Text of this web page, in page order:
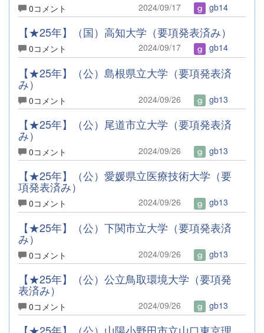
0コメント 2024/09/17 gb14
【★25年】（国）高知大学（要項発表済み）
0コメント 2024/09/17 gb14
【★25年】（公）島根県立大学（要項発表済
み）
0コメント 2024/09/26 gb13
【★25年】（公）尾道市立大学（要項発表済
み）
0コメント 2024/09/26 gb13
【★25年】（公）愛媛県立医療技術大学（要
項発表済み）
0コメント 2024/09/26 gb13
【★25年】（公）下関市立大学（要項発表済
み）
0コメント 2024/09/26 gb13
【★25年】（公）公立鳥取環境大学（要項発
表済み）
0コメント 2024/09/26 gb13